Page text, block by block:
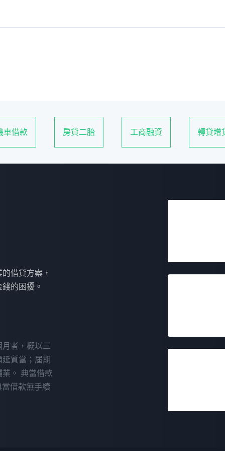
車借款 房貸二胎 工商融資 轉貸增
借貸方案，
的困擾。
者，概以三
質當；屆期
。 典當借款
借款無手續